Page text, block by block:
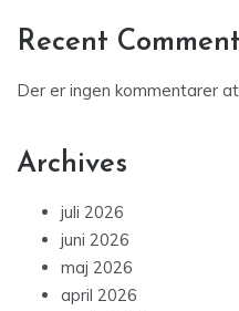
Recent
Der er ingen kommentarer
Archives
juli 2026
juni 2026
maj 2026
april 2026